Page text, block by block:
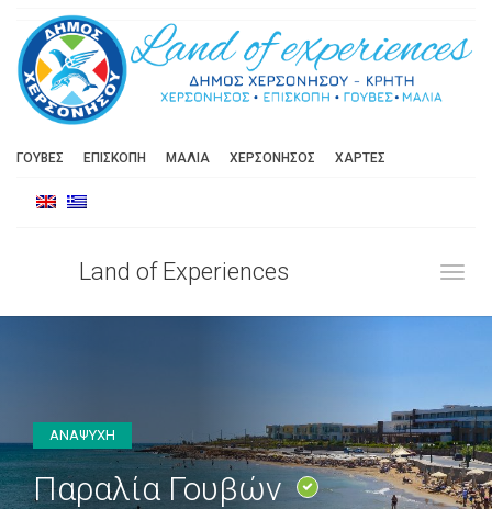
ΓΟΥΒΕΣ ΕΠΙΣΚΟΠΗ ΜΑΛΙΑ ΧΕΡΣΟΝΗΣΟΣ ΧΑΡΤΕΣ
Land of Experiences
ΑΝΑΨΥΧΗ
Παραλία Γουβών